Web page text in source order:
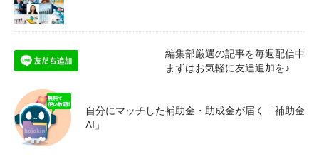
編集部厳選の記事を毎週配信中
まずはお気軽に友達追加を♪
自分にマッチした補助金・助成金が届く「補助金
AI」